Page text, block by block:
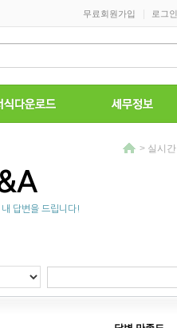
무료회원가입 로그인
> 실시
답변을 드립니다!